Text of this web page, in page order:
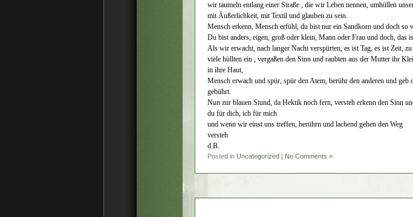
wir taumeln entlang einer Straße , die wir Leben nennen, umhüllen
mit Äußerlichkeit, mit Textil und glauben zu sein.
Mensch erkenn, Mensch erfühl, du bist nur ein Sandkorn und doch so
Du bist anders, eigen, groß oder klein, Mann oder Frau und doch, das
Als wir erwacht, nach langer Nacht verspürten, es ist Tag, es ist Zeit,
viele hüllten ein , vergaßen den Sinn und raubten aus der Mutter ihr
in ihre Haut,
Mensch erwach und spür, spür den Atem, berühr den anderen und geb
gebührt.
Nun zur blauen Stund, da Hektik noch fern, versteh erkenn den Sinn
du für dich, ich für mich
und wenn wir einst uns treffen, berührn und lachend gehen den Weg
versteh
d.B.
Posted in Uncategorized | No Comments »